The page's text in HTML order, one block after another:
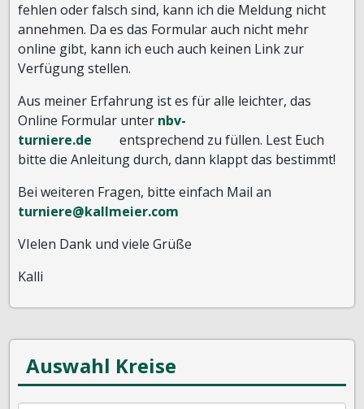
fehlen oder falsch sind, kann ich die Meldung nicht
annehmen. Da es das Formular auch nicht mehr
online gibt, kann ich euch auch keinen Link zur
Verfügung stellen.
Aus meiner Erfahrung ist es für alle leichter, das
Online Formular unter nbv-
turniere.de
entsprechend zu füllen. Lest Euch
bitte die Anleitung durch, dann klappt das bestimmt!
Bei weiteren Fragen, bitte einfach Mail an
turniere@kallmeier.com
VIelen Dank und viele Grüße
Kalli
Auswahl Kreise